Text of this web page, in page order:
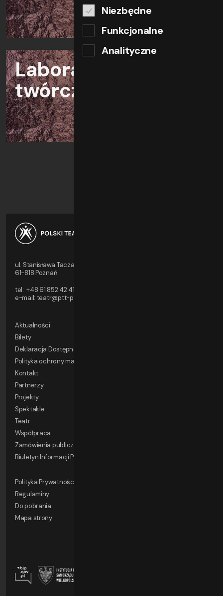
Laboratoria
twórcze
ul. Stanisława Taczaka 8
61-818 Poznań
tel:+48 61 852 42 41/42
e-mail: teatr@ptt-poznan.pl
Aktualności
Bilety
Deklaracja Dostępności
Polityka ochrony małoletnich
Kontakt
Partnerzy
Projekty
Spektakle
Teatr
Współpraca
Zamówienia publiczne
Biuletyn Informacji Publicznej
Polityka Prywatności
Regulaminy
Do pobrania
Mapa strony
Niezbędne
Funkcjonalne
Analityczne